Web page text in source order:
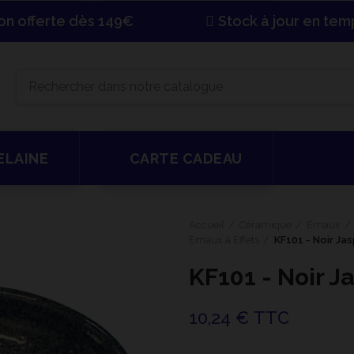
offerte dès 149€ Stock à jour en
CARTE CADEAU
KF101 - Noir
KF101 - Noir
10,24 € TTC